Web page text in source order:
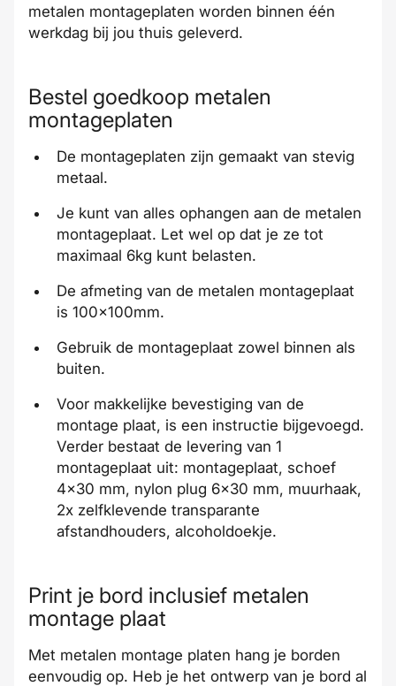
metalen montageplaten worden binnen één
werkdag bij jou thuis geleverd.
Bestel goedkoop metalen
montageplaten
De montageplaten zijn gemaakt van stevig
metaal.
Je kunt van alles ophangen aan de metalen
montageplaat. Let wel op dat je ze tot
maximaal 6kg kunt belasten.
De afmeting van de metalen montageplaat
is 100x100mm.
Gebruik de montageplaat zowel binnen als
buiten.
Voor makkelijke bevestiging van de
montage plaat, is een instructie bijgevoegd.
Verder bestaat de levering van 1
montageplaat uit: montageplaat, schoef
4x30 mm, nylon plug 6x30 mm, muurhaak,
2x zelfklevende transparante
afstandhouders, alcoholdoekje.
Print je bord inclusief metalen
montage plaat
Met metalen montage platen hang je borden
eenvoudig op. Heb je het ontwerp van je bord al